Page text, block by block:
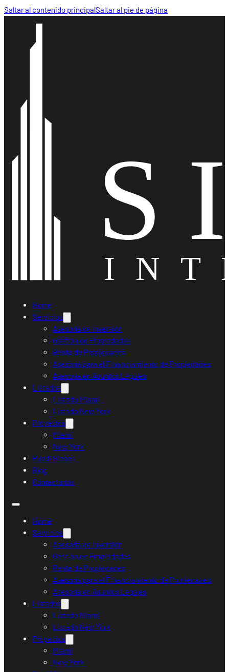
Saltar al contenido principalSaltar al pie de página
Home
Servicios
Asesoría de Inversión
Gestión de Propiedades
Renta de Propiedades
Asesoría para el Financiamiento de Propiedades
Asesoría en Asuntos Legales
Listados
Listado Miami
Listado New York
Proyectos
Miami
New York
Ruedi Sieber
Blog
Contáctanos
Home
Servicios
Asesoría de Inversión
Gestión de Propiedades
Renta de Propiedades
Asesoría para el Financiamiento de Propiedades
Asesoría en Asuntos Legales
Listados
Listado Miami
Listado New York
Proyectos
Miami
New York